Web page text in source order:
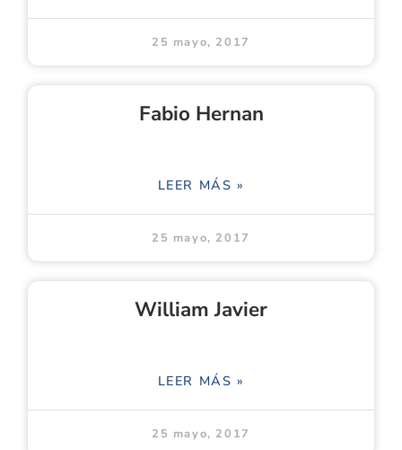
25 mayo, 2017
Fabio Hernan
LEER MÁS »
25 mayo, 2017
William Javier
LEER MÁS »
25 mayo, 2017